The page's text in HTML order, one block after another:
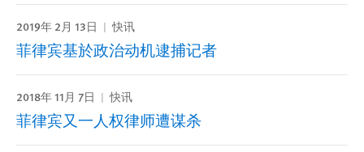
2019年 2月 13日 快讯
菲律宾基於政治动机逮捕记者
2018年 11月 7日 快讯
菲律宾又一人权律师遭谋杀